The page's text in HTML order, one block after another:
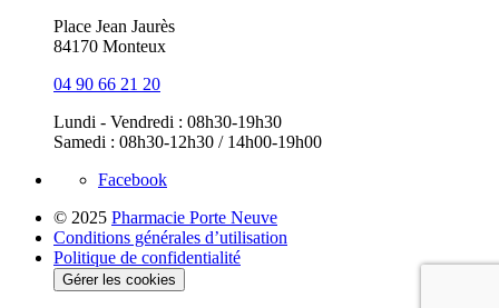
Place Jean Jaurès
84170 Monteux
04 90 66 21 20
Lundi - Vendredi : 08h30-19h30
Samedi : 08h30-12h30 / 14h00-19h00
Facebook
© 2025 Pharmacie Porte Neuve
Conditions générales d’utilisation
Politique de confidentialité
Gérer les cookies